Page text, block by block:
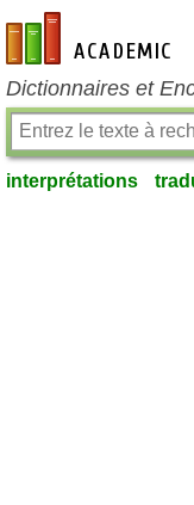
fr-academic.com
Dictionnaires et
interprétations